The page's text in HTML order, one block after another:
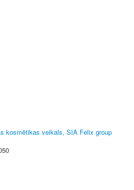
kosmētikas veikals, SIA Felix group